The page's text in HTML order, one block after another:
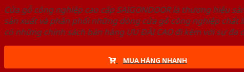
Cửa gỗ công nghiệp cao cấp SAIGONDOOR là thương hiệu
sản xuất và phân phối những dòng cửa gỗ công nghiệp chất
có những chính sách bán hàng ƯU ĐÃI CAO đi kèm với sự
MUA HÀNG NHANH